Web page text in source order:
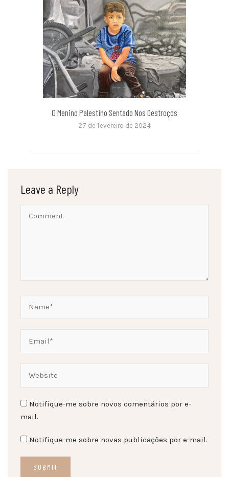
O Menino Palestino Sentado Nos Destroços
27 de fevereiro de 2024
Leave a Reply
Notifique-me sobre novos comentários por e-
mail.
Notifique-me sobre novas publicações por e-mail.